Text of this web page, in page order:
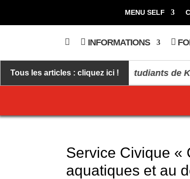
MENU SELF
U
E
I
L
INFORMATIONS
Tous les articles : cliquez ici !
médaillés Des étudiants de
Service Civique «
aquatiques et au